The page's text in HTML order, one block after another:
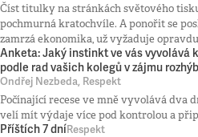
Číst titulky na stránkách světového
pochmurná kratochvíle. A ponořit se
zamrzá ekonomika, už vyžaduje
Anketa: Jaký instinkt ve vás vyvolává
podle rad vašich kolegů v zájmu
Ondřej Nezbeda, Respekt
Počínající recese ve mně vyvolává
velí mít výdaje více pod kontrolou a
Příštích 7 dníRespekt